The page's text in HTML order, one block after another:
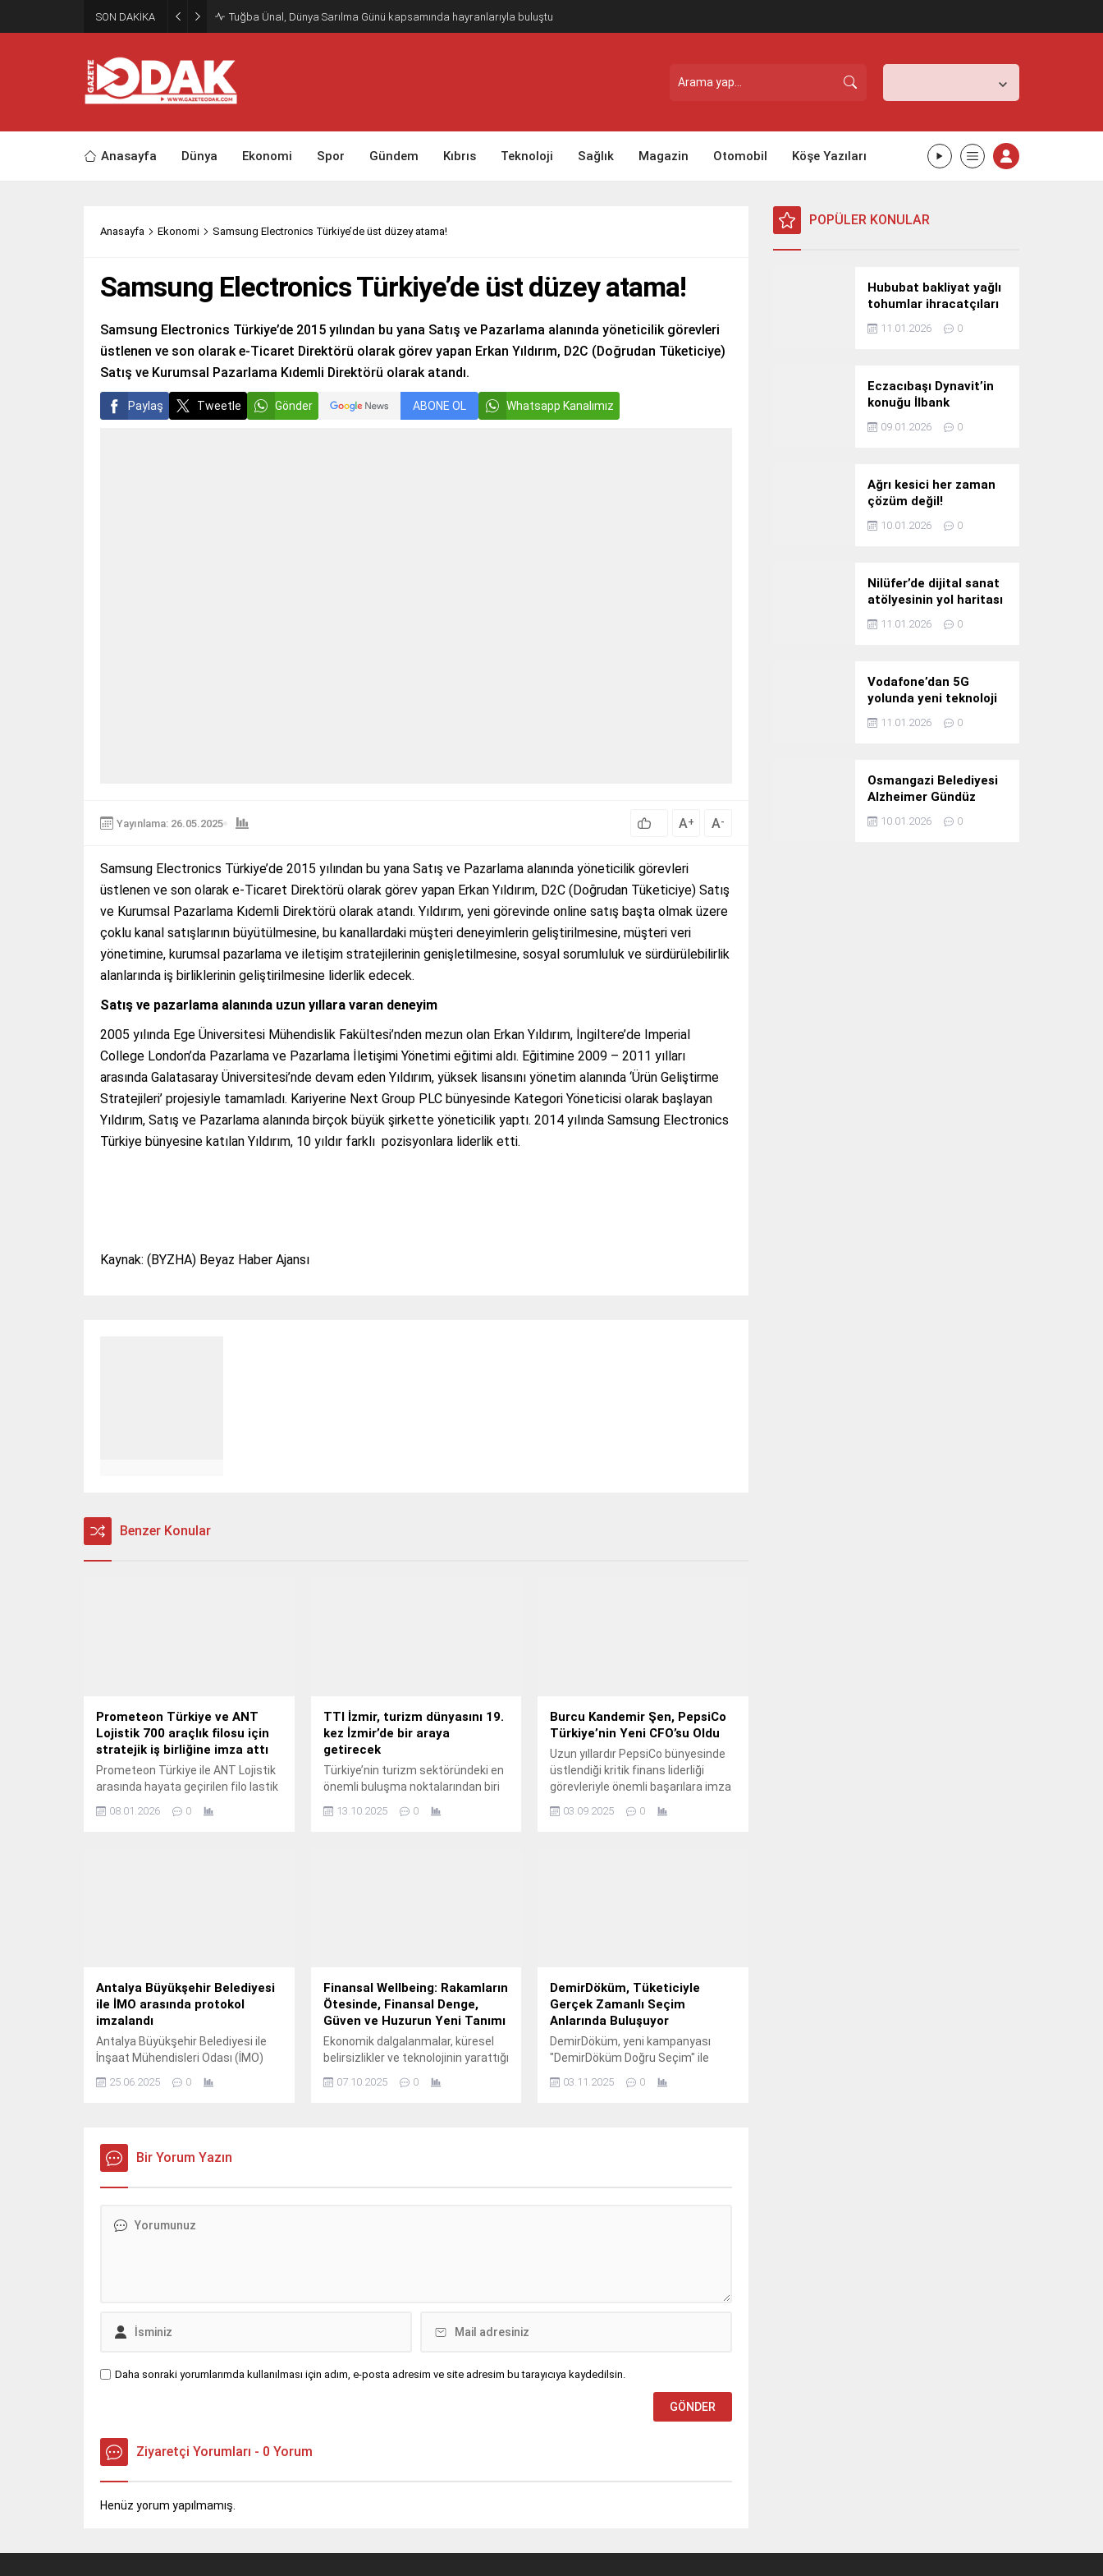
SON DAKİKA Tuğba Ünal, Dünya Sarılma Günü kapsamında hayranlarıyla buluştu
Anasayfa Dünya Ekonomi Spor Gündem Kıbrıs Teknoloji Sağlık Magazin Otomobil Köşe Yazıları
Anasayfa Ekonomi Samsung Electronics Türkiye’de üst düzey atama!
Samsung Electronics Türkiye’de üst düzey atama!
Samsung Electronics Türkiye’de 2015 yılından bu yana Satış ve Pazarlama alanında yöneticilik görevleri
üstlenen ve son olarak e-Ticaret Direktörü olarak görev yapan Erkan Yıldırım, D2C (Doğrudan Tüketiciye)
Satış ve Kurumsal Pazarlama Kıdemli Direktörü olarak atandı.
Paylaş Tweetle Gönder ABONE OL Whatsapp Kanalımız
Yayınlama: 26.05.2025 A+ A-
Samsung Electronics Türkiye’de 2015 yılından bu yana Satış ve Pazarlama alanında yöneticilik görevleri
üstlenen ve son olarak e-Ticaret Direktörü olarak görev yapan Erkan Yıldırım, D2C (Doğrudan Tüketiciye) Satış
ve Kurumsal Pazarlama Kıdemli Direktörü olarak atandı. Yıldırım, yeni görevinde online satış başta olmak üzere
çoklu kanal satışlarının büyütülmesine, bu kanallardaki müşteri deneyimlerin geliştirilmesine, müşteri veri
yönetimine, kurumsal pazarlama ve iletişim stratejilerinin genişletilmesine, sosyal sorumluluk ve sürdürülebilirlik
alanlarında iş birliklerinin geliştirilmesine liderlik edecek.
Satış ve pazarlama alanında uzun yıllara varan deneyim
2005 yılında Ege Üniversitesi Mühendislik Fakültesi’nden mezun olan Erkan Yıldırım, İngiltere’de Imperial
College London’da Pazarlama ve Pazarlama İletişimi Yönetimi eğitimi aldı. Eğitimine 2009 – 2011 yılları
arasında Galatasaray Üniversitesi’nde devam eden Yıldırım, yüksek lisansını yönetim alanında ‘Ürün Geliştirme
Stratejileri’ projesiyle tamamladı. Kariyerine Next Group PLC bünyesinde Kategori Yöneticisi olarak başlayan
Yıldırım, Satış ve Pazarlama alanında birçok büyük şirkette yöneticilik yaptı. 2014 yılında Samsung Electronics
Türkiye bünyesine katılan Yıldırım, 10 yıldır farklı pozisyonlara liderlik etti.
Kaynak: (BYZHA) Beyaz Haber Ajansı
Benzer Konular
Prometeon Türkiye ve ANT
Lojistik 700 araçlık filosu için
stratejik iş birliğine imza attı
Prometeon Türkiye ile ANT Lojistik
arasında hayata geçirilen filo lastik
yönetimi iş birliği kapsamında ANT
Lojistik’in:350 çekici ve 350
08.01.2026 0
TTI İzmir, turizm dünyasını 19.
kez İzmir’de bir araya
getirecek
Türkiye’nin turizm sektöründeki en
önemli buluşma noktalarından biri
olan TTI İzmir-Uluslararası Turizm
Ticaret Fuar ve Kongresi, 3-5 Aralık
13.10.2025 0
Burcu Kandemir Şen, PepsiCo
Türkiye’nin Yeni CFO’su Oldu
Uzun yıllardır PepsiCo bünyesinde
üstlendiği kritik finans liderliği
görevleriyle önemli başarılara imza
atan Burcu Kandemir Şen, 1 Eylül
itibariyle PepsiCo Türkiye CFO’su
03.09.2025 0
Antalya Büyükşehir Belediyesi
ile İMO arasında protokol
imzalandı
Antalya Büyükşehir Belediyesi ile
İnşaat Mühendisleri Odası (İMO)
Kentleşme, Nitelikli Yapılaşma,
İşbirliği Protokolü” imzalandı.
25.06.2025 0
Finansal Wellbeing: Rakamların
Ötesinde, Finansal Denge,
Güven ve Huzurun Yeni Tanımı
Ekonomik dalgalanmalar, küresel
belirsizlikler ve teknolojinin yarattığı
artık salt para kazanmanın
07.10.2025 0
DemirDöküm, Tüketiciyle
Gerçek Zamanlı Seçim
Anlarında Buluşuyor
DemirDöküm, yeni kampanyası
"DemirDöküm Doğru Seçim" ile
buluşturuyor.
03.11.2025 0
Bir Yorum Yazın
Daha sonraki yorumlarımda kullanılması için adım, e-posta adresim ve site adresim bu tarayıcıya kaydedilsin.
Ziyaretçi Yorumları - 0 Yorum
Henüz yorum yapılmamış.
POPÜLER KONULAR
Hububat bakliyat yağlı
tohumlar ihracatçıları
Güney Kore yolcusu
11.01.2026 0
Eczacıbaşı Dynavit’in
konuğu İlbank
09.01.2026 0
Ağrı kesici her zaman
çözüm değil!
10.01.2026 0
Nilüfer’de dijital sanat
atölyesinin yol haritası
konuşuldu
11.01.2026 0
Vodafone’dan 5G
yolunda yeni teknoloji
yatırımı
11.01.2026 0
Osmangazi Belediyesi
Alzheimer Gündüz
Bakım Evi 3. Yılını
Kutladı
10.01.2026 0